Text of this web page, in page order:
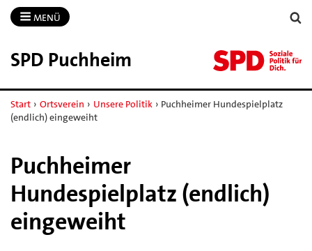
MENÜ
SPD Puchheim
Start › Ortsverein › Unsere Politik › Puchheimer Hundespielplatz
(endlich) eingeweiht
Puchheimer
Hundespielplatz (endlich)
eingeweiht